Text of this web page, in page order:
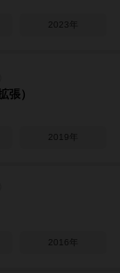
2023年
張）
2019年
2016年